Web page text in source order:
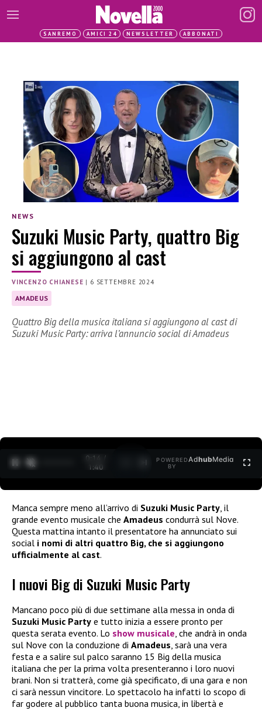
SANREMO AMICI 24 NEWSLETTER ABBONATI
NEWS
Suzuki Music Party, quattro Big
si aggiungono al cast
VINCENZO CHIANESE | 6 SETTEMBRE 2024
AMADEUS
Quattro Big della musica italiana si aggiungono al cast di
Suzuki Music Party: arriva l’annuncio social di Amadeus
0:15 /
1:40
POWERED
BY
AdhubMedia
Manca sempre meno all’arrivo di Suzuki Music Party , il
grande evento musicale che Amadeus condurrà sul Nove.
Questa mattina intanto il presentatore ha annunciato sui
social i nomi di altri quattro Big, che si aggiungono
ufficialmente al cast.
I nuovi Big di Suzuki Music Party
Mancano poco più di due settimane alla messa in onda di
Suzuki Music Party e tutto inizia a essere pronto per
questa serata evento. Lo show musicale, che andrà in onda
sul Nove con la conduzione di Amadeus, sarà una vera
festa e a salire sul palco saranno 15 Big della musica
italiana che per la prima volta presenteranno i loro nuovi
brani. Non si tratterà, come già specificato, di una gara e non
ci sarà nessun vincitore. Lo spettacolo ha infatti lo scopo di
far godere al pubblico tanta buona musica, in libertà e